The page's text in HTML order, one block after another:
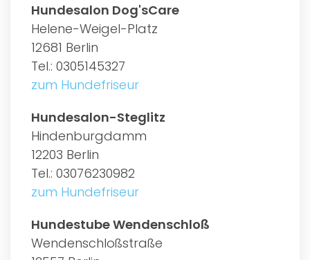
Hundesalon Dog'sCare
Helene-Weigel-Platz
12681 Berlin
Tel.: 0305145327
zum Hundefriseur
Hundesalon-Steglitz
Hindenburgdamm
12203 Berlin
Tel.: 03076230982
zum Hundefriseur
Hundestube Wendenschloß
Wendenschloßstraße